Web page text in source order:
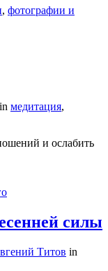
, фотографии и
in медитация,
и ослабить
силы
Титов in